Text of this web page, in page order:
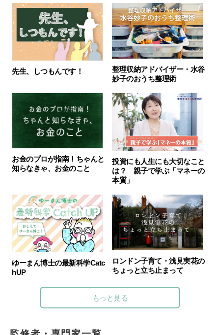
先生、しつもんです！
整理収納アドバイザー・水谷
妙子のおうち整理術
お金のプロが指南！ちゃんと
知らなきゃ、お金のこと
投資にも人生にも大切なこと
は？ 親子で学ぶ「マネーの
本質」
ゆーまん博士の最新科学Catc
hUP
ロンドン子育て・浅見実花の
ちょっと立ち止まって
もっと見る